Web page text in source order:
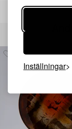
Inställningar